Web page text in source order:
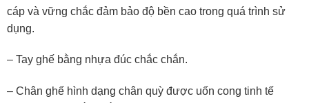
cáp và vững chắc đảm bảo độ bền cao trong quá trình sử
dụng.
– Tay ghế bằng nhựa đúc chắc chắn.
– Chân ghế hình dạng chân quỳ được uốn cong tinh tế